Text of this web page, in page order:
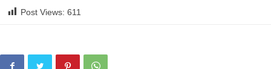
Post Views: 611